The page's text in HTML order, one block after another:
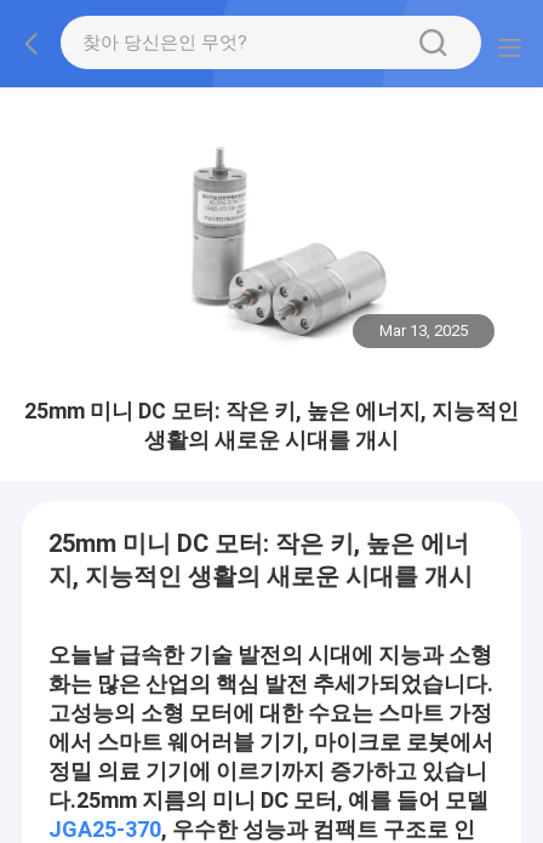
Mar 13, 2025
25mm 미니 DC 모터: 작은 키, 높은 에너지, 지능적인
생활의 새로운 시대를 개시
25mm 미니 DC 모터: 작은 키, 높은 에너
지, 지능적인 생활의 새로운 시대를 개시
오늘날 급속한 기술 발전의 시대에 지능과 소형
화는 많은 산업의 핵심 발전 추세가되었습니다.
고성능의 소형 모터에 대한 수요는 스마트 가정
에서 스마트 웨어러블 기기, 마이크로 로봇에서
정밀 의료 기기에 이르기까지 증가하고 있습니
다.25mm 지름의 미니 DC 모터, 예를 들어 모델
JGA25-370, 우수한 성능과 컴팩트 구조로 인